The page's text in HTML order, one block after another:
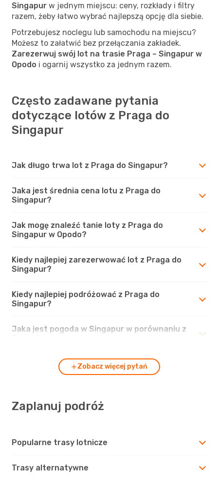
Singapur w jednym miejscu: ceny, rozkłady i filtry
razem, żeby łatwo wybrać najlepszą opcję dla siebie.
Potrzebujesz noclegu lub samochodu na miejscu?
Możesz to załatwić bez przełączania zakładek.
Zarezerwuj swój lot na trasie Praga – Singapur w
Opodo i ogarnij wszystko za jednym razem.
Często zadawane pytania
dotyczące lotów z Praga do
Singapur
Jak długo trwa lot z Praga do Singapur?
Jaka jest średnia cena lotu z Praga do
Singapur?
Jak mogę znaleźć tanie loty z Praga do
Singapur w Opodo?
Kiedy najlepiej zarezerwować lot z Praga do
Singapur?
Kiedy najlepiej podróżować z Praga do
Singapur?
Jaka jest pogoda w Singapur w porównaniu z
Zobacz więcej pytań
Zaplanuj podróż
Popularne trasy lotnicze
Trasy alternatywne